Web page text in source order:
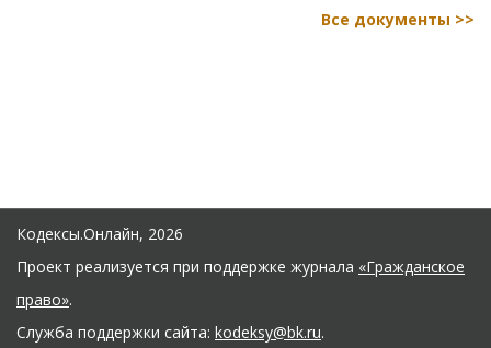
Все документы >>
Кодексы.Онлайн, 2026
Проект реализуется при поддержке журнала «Гражданское
право».
Служба поддержки сайта: kodeksy@bk.ru.